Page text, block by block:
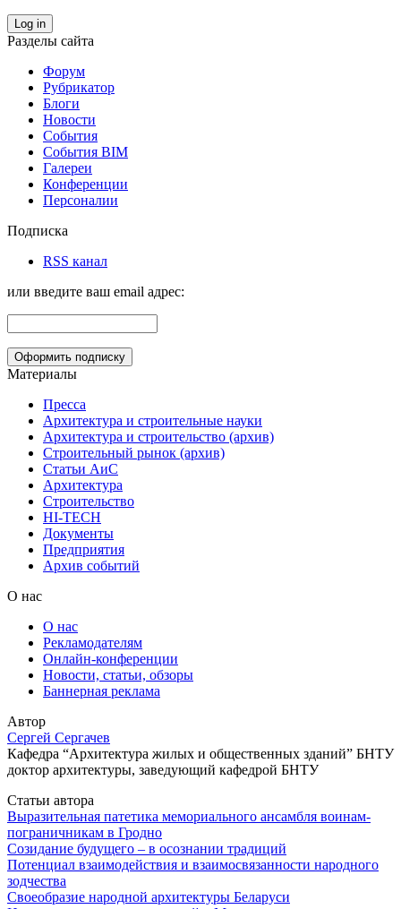
Log in
Разделы сайта
Форум
Рубрикатор
Блоги
Новости
События
События BIM
Галереи
Конференции
Персоналии
Подписка
RSS канал
или введите ваш email адрес:
Материалы
Пресса
Архитектура и строительные науки
Архитектура и строительство (архив)
Строительный рынок (архив)
Статьи АиС
Архитектура
Строительство
HI-TECH
Документы
Предприятия
Архив событий
О нас
О нас
Рекламодателям
Онлайн-конференции
Новости, статьи, обзоры
Баннерная реклама
Автор
Сергей Сергачев
Кафедра “Архитектура жилых и общественных зданий” БНТУ
доктор архитектуры, заведующий кафедрой БНТУ
Статьи автора
Выразительная патетика мемориального ансамбля воинам-
пограничникам в Гродно
Созидание будущего – в осознании традиций
Потенциал взаимодействия и взаимосвязанности народного
зодчества
Своеобразие народной архитектуры Беларуси